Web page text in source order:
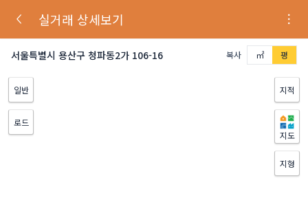
실거래 상세보기
서울특별시 용산구 청파동2가 106-16 복사 ㎡ 평
일반
로드
지적
지도
지형